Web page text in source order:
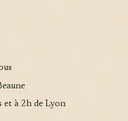
et à 2h de Lyon